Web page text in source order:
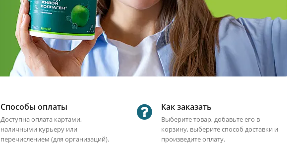
Способы оплаты
Доступна оплата картами,
наличными курьеру или
перечислением (для организаций).
Как заказать
Выберите товар, добавьте его в
корзину, выберите способ доставки и
произведите оплату.